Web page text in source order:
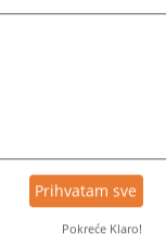
Prihvatam sve
Pokreće Klaro!